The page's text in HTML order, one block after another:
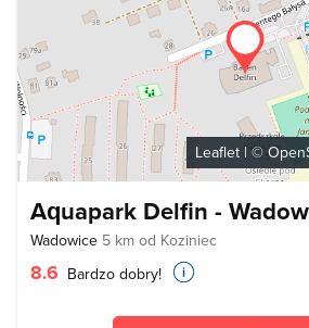
Leaflet | ©
Aquapark Delfin -
Wadowice 5 km od Koziniec
8.6 Bardzo dobry!